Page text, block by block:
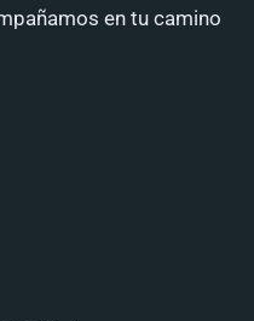
en tu camino